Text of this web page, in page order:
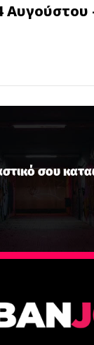
Αυγούστου
σου